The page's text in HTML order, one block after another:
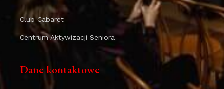
Club Cabaret
Centrum Aktywizacji Seniora
Dane kontaktowe